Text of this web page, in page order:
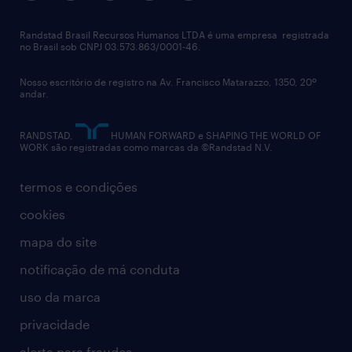
políticas corporativas
relatório anual
termos e condições
cookies
mapa do site
notificação de má conduta
uso da marca
privacidade
Randstad Brasil Recursos Humanos LTDA é uma empresa registrada
no Brasil sob CNPJ 03.573.863/0001-46.
Nosso escritório de registro na Av. Francisco Matarazzo, 1350, 20º
andar.
RANDSTAD,
HUMAN FORWARD e SHAPING THE WORLD OF
WORK são registradas como marcas da ©Randstad N.V.